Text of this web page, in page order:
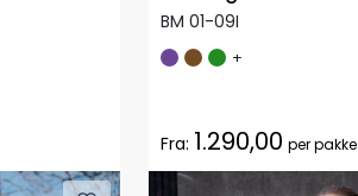
BM 01-09I
+
Fra: 1.290,00 per pakke